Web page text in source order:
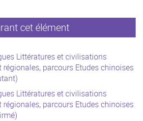
cet élément
Littératures et civilisations
régionales, parcours Etudes chinoises
Littératures et civilisations
régionales, parcours Etudes chinoises